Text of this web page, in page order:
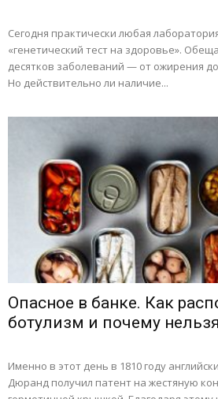
Сегодня практически любая
«генетический тест на здоровье».
десятков заболеваний — от ожирения
Но действительно ли наличие...
Опасное в банке. Как
ботулизм и почему
Именно в этот день в 1810 году
Дюранд получил патент на жестяную